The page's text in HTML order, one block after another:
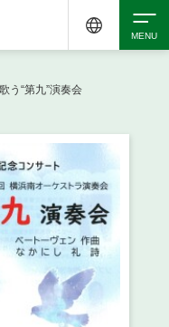
う“第九”演奏会